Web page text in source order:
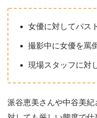
女優に対してバス
撮影中に女優を罵
現場スタッフに対
派谷恵美さんや中谷美